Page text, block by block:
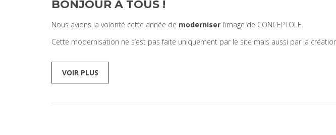
BONJOUR À TOUS !
Nous avions la volonté cette année de moderniser l’image de CONCEPTOLE.
Cette modernisation ne s’est pas faite uniquement par le site mais aussi par la
VOIR PLUS